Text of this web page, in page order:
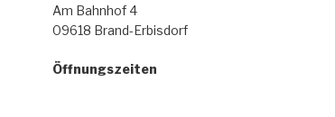
Am Bahnhof 4
09618 Brand-Erbisdorf
Öffnungszeiten